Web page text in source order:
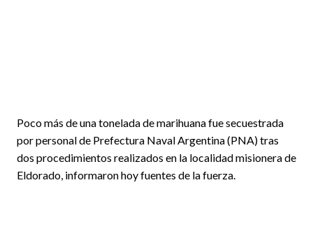
Poco más de una tonelada de marihuana fue secuestrada
por personal de Prefectura Naval Argentina (PNA) tras
dos procedimientos realizados en la localidad misionera de
Eldorado, informaron hoy fuentes de la fuerza.